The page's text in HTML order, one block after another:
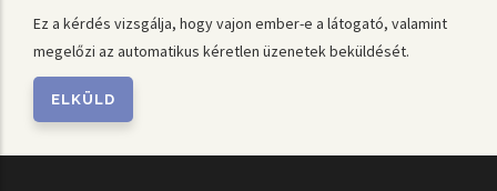
Ez a kérdés vizsgálja, hogy vajon ember-e a látogató, valamint
megelőzi az automatikus kéretlen üzenetek beküldését.